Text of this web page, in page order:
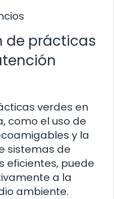
de prácticas
verdes en
como el uso de
y la
sistemas de
eficientes, puede
a la
ambiente.